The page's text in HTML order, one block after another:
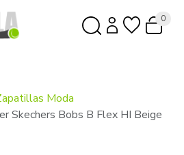
0
Moda
Skechers Bobs B Flex HI Beige